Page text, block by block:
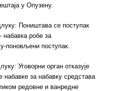
у Опузену.
Поништава се поступак
набавка робе за
поновљени поступак.
Уговорни орган отказује
набавке за набавку средстава
редовне и ванредне